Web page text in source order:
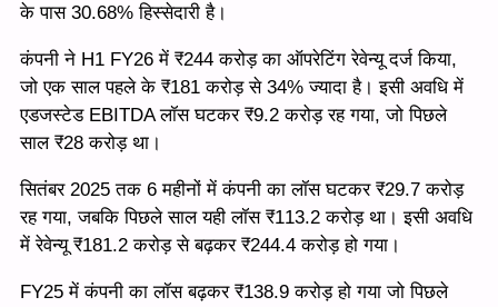
के पास 30.68% हिस्सेदारी है।
कंपनी ने H1 FY26 में ₹244 करोड़ का ऑपरेटिंग रेवेन्यू दर्ज किया,
जो एक साल पहले के ₹181 करोड़ से 34% ज्यादा है। इसी अवधि में
एडजस्टेड EBITDA लॉस घटकर ₹9.2 करोड़ रह गया, जो पिछले
साल ₹28 करोड़ था।
सितंबर 2025 तक 6 महीनों में कंपनी का लॉस घटकर ₹29.7 करोड़
रह गया, जबकि पिछले साल यही लॉस ₹113.2 करोड़ था। इसी अवधि
में रेवेन्यू ₹181.2 करोड़ से बढ़कर ₹244.4 करोड़ हो गया।
FY25 में कंपनी का लॉस बढ़कर ₹138.9 करोड़ हो गया जो पिछले